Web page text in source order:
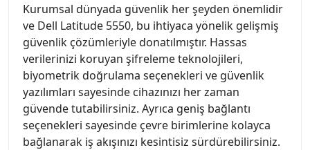
Kurumsal dünyada güvenlik her şeyden önemlidir
ve Dell Latitude 5550, bu ihtiyaca yönelik gelişmiş
güvenlik çözümleriyle donatılmıştır. Hassas
verilerinizi koruyan şifreleme teknolojileri,
biyometrik doğrulama seçenekleri ve güvenlik
yazılımları sayesinde cihazınızı her zaman
güvende tutabilirsiniz. Ayrıca geniş bağlantı
seçenekleri sayesinde çevre birimlerine kolayca
bağlanarak iş akışınızı kesintisiz sürdürebilirsiniz.